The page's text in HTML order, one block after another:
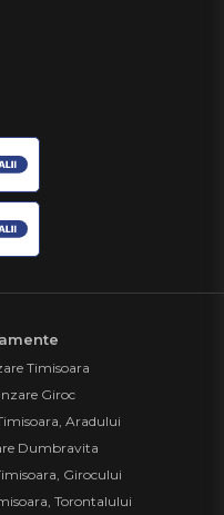
Timisoara
Giroc
Aradului
Dumbravita
Girocului
Torontalului